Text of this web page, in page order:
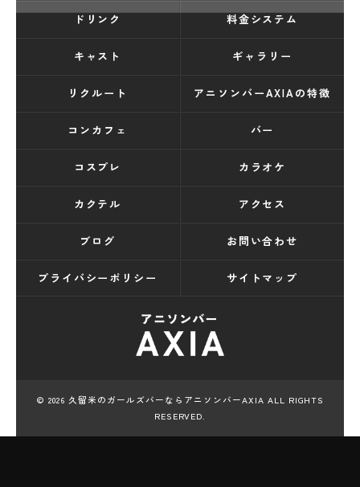
ドリンク 料金システム
キャスト ギャラリー
リクルート アニソンバーAXIAの特徴
コンカフェ バー
コスプレ カラオケ
カクテル アクセス
ブログ お問い合わせ
プライバシーポリシー サイトマップ
© 2026 久留米のガールズバーならアニソンバーAXIA ALL RIGHTS
RESERVED.